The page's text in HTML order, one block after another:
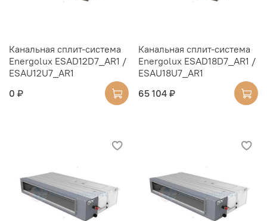
Канальная сплит-система
Energolux ESAD12D7_AR1 /
ESAU12U7_AR1
0 ₽
Канальная сплит-система
Energolux ESAD18D7_AR1 /
ESAU18U7_AR1
65 104 ₽